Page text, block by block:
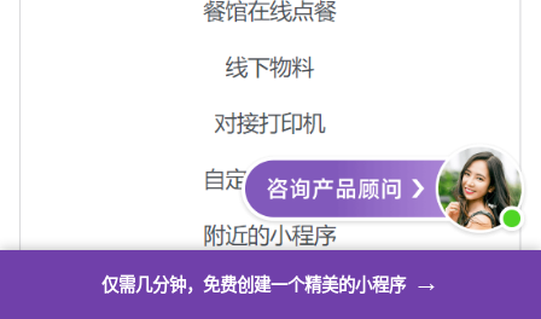
仅需几分钟，免费创建一个精美的小程序→